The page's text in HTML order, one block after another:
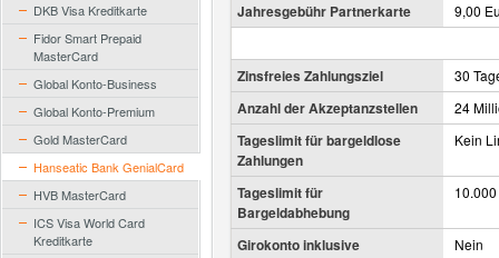
DKB Visa Kreditkarte
Fidor Smart Prepaid
MasterCard
Global Konto-Business
Global Konto-Premium
Gold MasterCard
Hanseatic Bank GenialCard
HVB MasterCard
ICS Visa World Card
Kreditkarte
Jahresgebühr Partnerkarte 9,00
Zinsfreies Zahlungsziel 30
Anzahl der Akzeptanzstellen 24
Tageslimit für bargeldlose
Zahlungen
Kein
Tageslimit für
Bargeldabhebung
Girokonto inklusive Nein